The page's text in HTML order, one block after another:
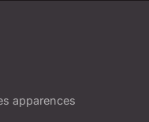
apparences